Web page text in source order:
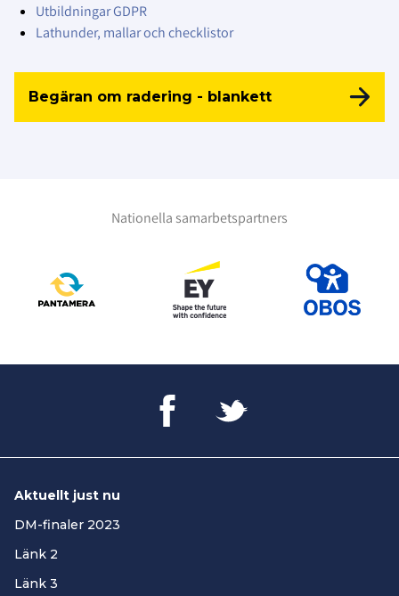
Utbildningar GDPR
Lathunder, mallar och checklistor
Begäran om radering - blankett
Nationella samarbetspartners
Aktuellt just nu
DM-finaler 2023
Länk 2
Länk 3